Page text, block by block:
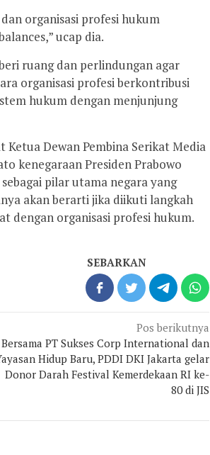
organisasi profesi hukum
ucap dia.
ruang dan perlindungan agar
organisasi profesi berkontribusi
hukum dengan menjunjung
Dewan Pembina Serikat Media
kenegaraan Presiden Prabowo
pilar utama negara yang
akan berarti jika diikuti langkah
dengan organisasi profesi hukum.
SEBARKAN
Pos berikutnya
Bersama PT Sukses Corp International dan
Hidup Baru, PDDI DKI Jakarta gelar
Donor Darah Festival Kemerdekaan RI ke-
80 di JIS